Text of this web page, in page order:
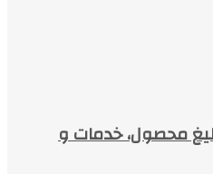
محصول، خدمات و